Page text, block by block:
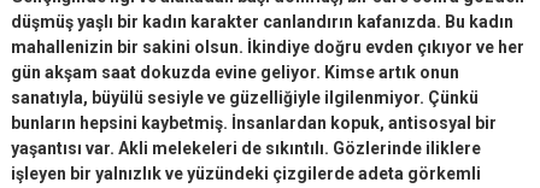
düşmüş yaşlı bir kadın karakter canlandırın kafanızda. Bu kadın
mahallenizin bir sakini olsun. İkindiye doğru evden çıkıyor ve her
gün akşam saat dokuzda evine geliyor. Kimse artık onun
sanatıyla, büyülü sesiyle ve güzelliğiyle ilgilenmiyor. Çünkü
bunların hepsini kaybetmiş. İnsanlardan kopuk, antisosyal bir
yaşantısı var. Akli melekeleri de sıkıntılı. Gözlerinde iliklere
işleyen bir yalnızlık ve yüzündeki çizgilerde adeta görkemli